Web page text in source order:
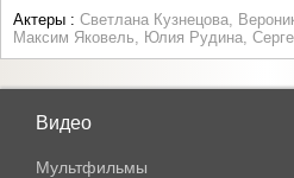
Актеры : Светлана Кузнецова,
Максим Яковель, Юлия Рудина,
Видео
Мультфильмы